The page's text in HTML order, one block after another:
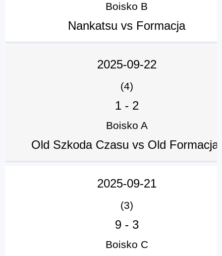
Boisko B
Nankatsu vs Formacja
2025-09-22
(4)
1- 2
Boisko A
Old Szkoda Czasu vs Old Formacja
2025-09-21
(3)
9- 3
Boisko C